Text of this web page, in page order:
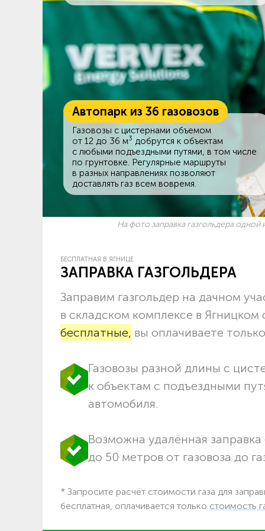
Автопарк из 36 газовозов
Газовозы с цистернами объемом
от 12 до 36 м3 добрутся к объектам
c любыми подъездными путями, в том числе
по грунтовке. Регулярные маршруты
в разных направлениях позволяют
доставлять газ всем вовремя.
На фото заправка газгольдера
БЕСПЛАТНАЯ В ЯГНИЦЕ
ЗАПРАВКА ГАЗГОЛЬДЕРА
Заправим газгольдер на дачном
в складском комплексе в
бесплатные, вы оплачиваете
Газовозы разной длины с
к объектам c подъездными
автомобиля.
Возможна удалённая
до 50 метров от газовоза до
* Запросите расчёт стоимости газа для
бесплатная, оплачивается только стоимость